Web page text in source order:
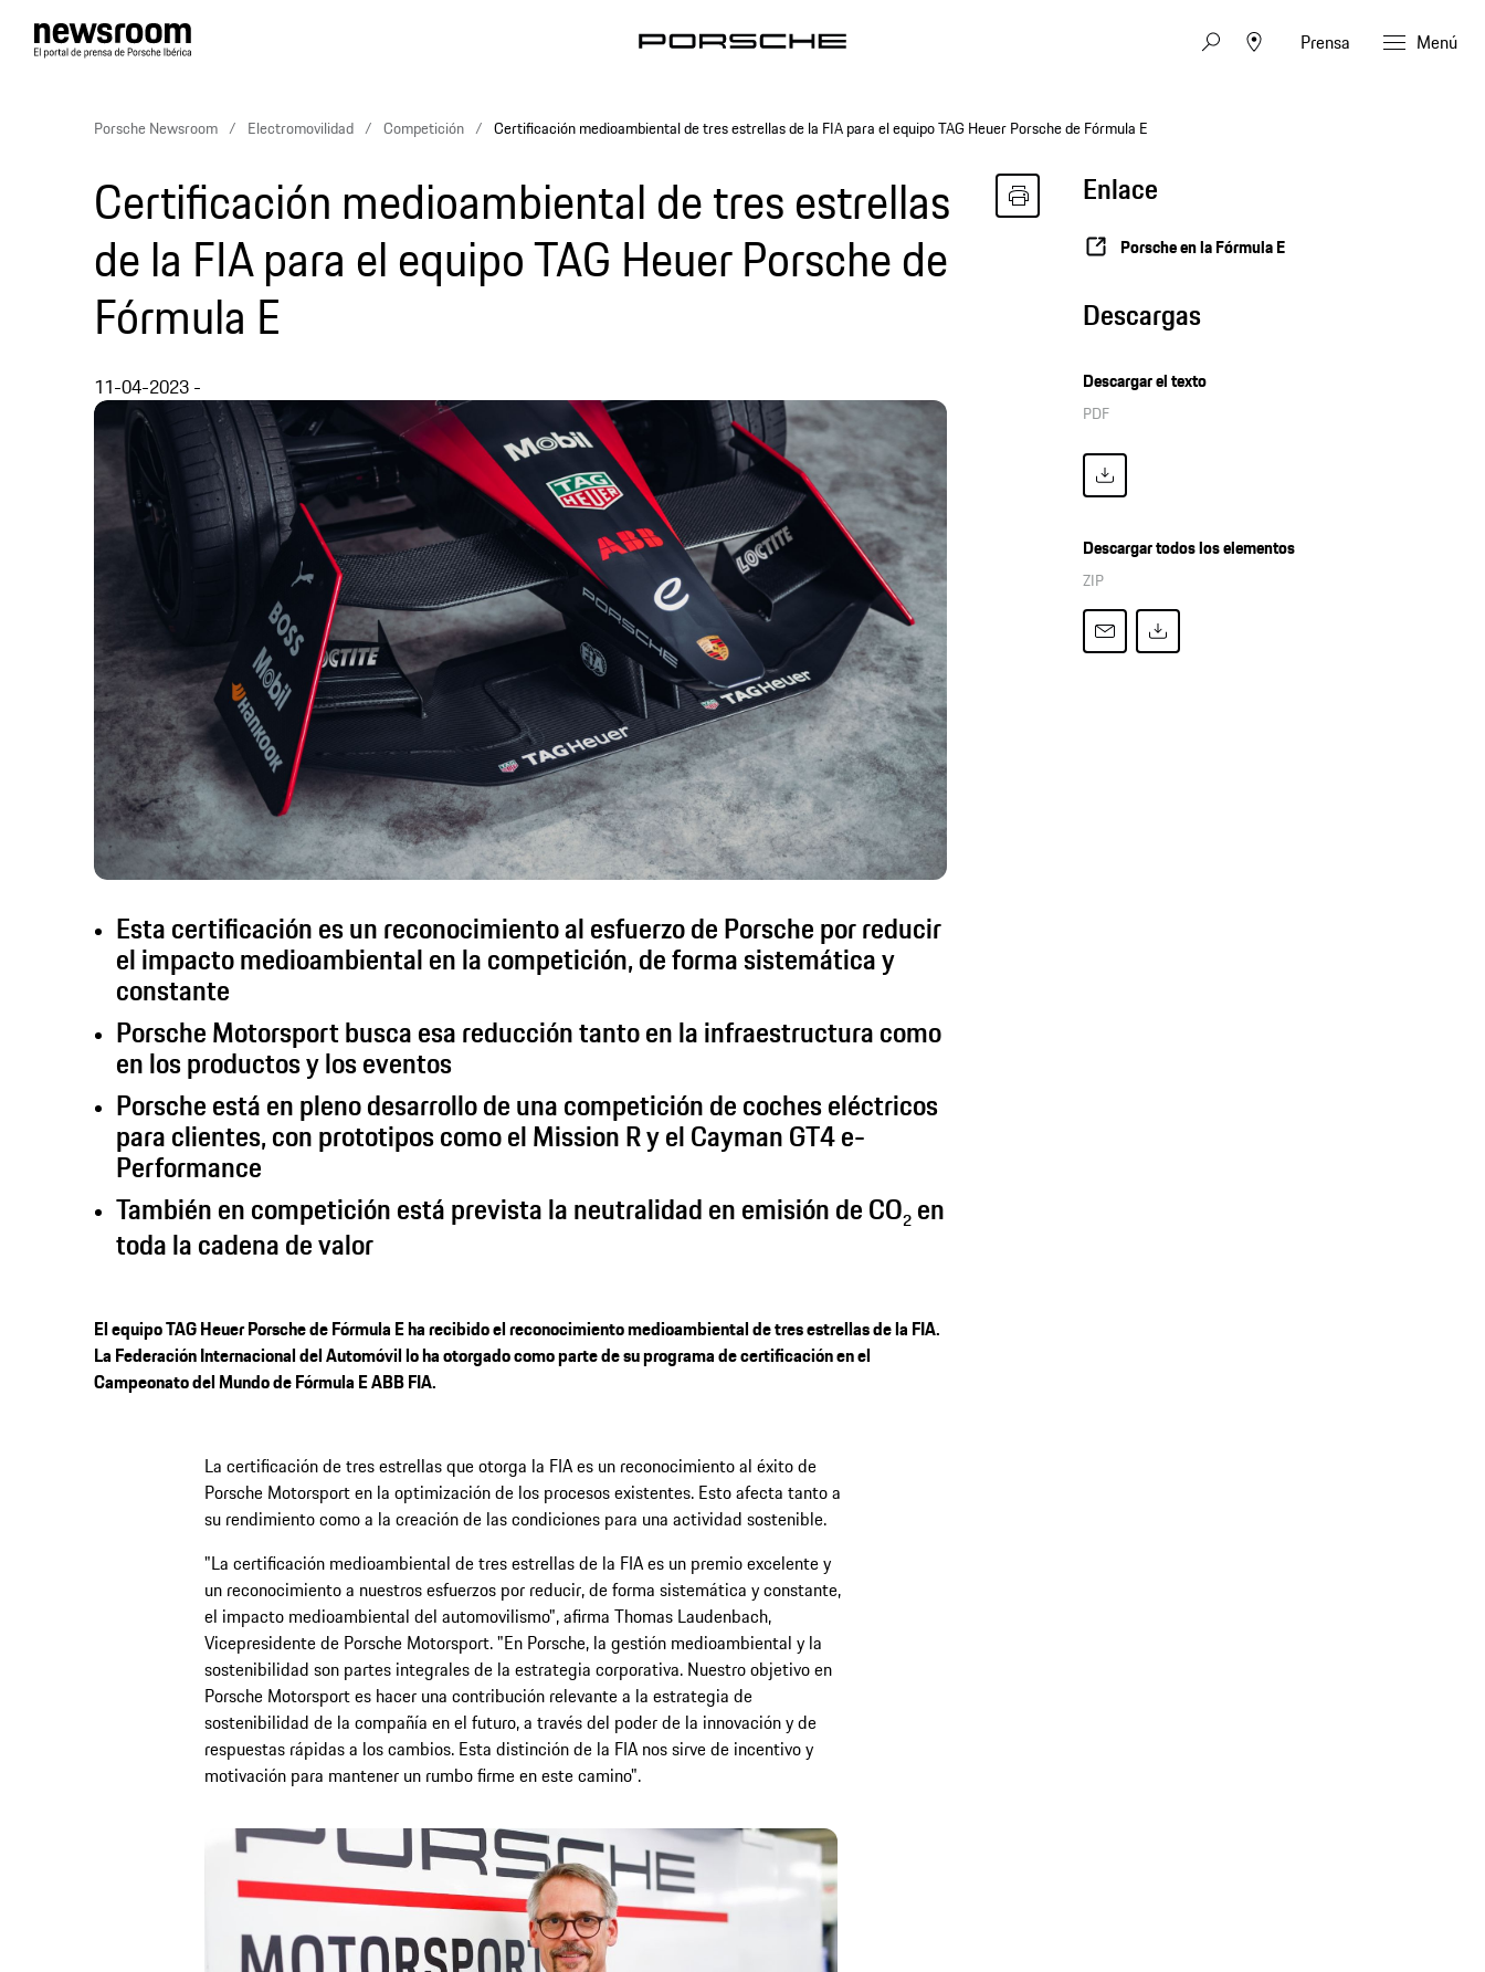
Prensa Menú
Porsche Newsroom Electromovilidad Competición Certificación medioambiental de tres estrellas de la FIA para el equipo TAG Heuer Porsche de Fórmula E
Certificación medioambiental de tres estrellas
de la FIA para el equipo TAG Heuer Porsche de
Fórmula E
11-04-2023
Esta certificación es un reconocimiento al esfuerzo de Porsche por reducir
el impacto medioambiental en la competición, de forma sistemática y
constante
Porsche Motorsport busca esa reducción tanto en la infraestructura como
en los productos y los eventos
Porsche está en pleno desarrollo de una competición de coches eléctricos
para clientes, con prototipos como el Mission R y el Cayman GT4 e-
Performance
También en competición está prevista la neutralidad en emisión de CO2 en
toda la cadena de valor
El equipo TAG Heuer Porsche de Fórmula E ha recibido el reconocimiento medioambiental de tres estrellas de la FIA.
La Federación Internacional del Automóvil lo ha otorgado como parte de su programa de certificación en el
Campeonato del Mundo de Fórmula E ABB FIA.
La certificación de tres estrellas que otorga la FIA es un reconocimiento al éxito de
Porsche Motorsport en la optimización de los procesos existentes. Esto afecta tanto a
su rendimiento como a la creación de las condiciones para una actividad sostenible.
"La certificación medioambiental de tres estrellas de la FIA es un premio excelente y
un reconocimiento a nuestros esfuerzos por reducir, de forma sistemática y constante,
el impacto medioambiental del automovilismo", afirma Thomas Laudenbach,
Vicepresidente de Porsche Motorsport. "En Porsche, la gestión medioambiental y la
sostenibilidad son partes integrales de la estrategia corporativa. Nuestro objetivo en
Porsche Motorsport es hacer una contribución relevante a la estrategia de
sostenibilidad de la compañía en el futuro, a través del poder de la innovación y de
respuestas rápidas a los cambios. Esta distinción de la FIA nos sirve de incentivo y
motivación para mantener un rumbo firme en este camino".
Enlace
Porsche en la Fórmula E
Descargas
Descargar el texto
PDF
Descargar todos los elementos
ZIP